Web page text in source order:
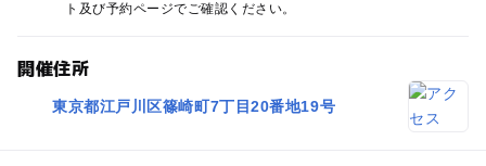
ト及び予約ページでご確認ください。
開催住所
東京都江戸川区篠崎町7丁目20番地19号